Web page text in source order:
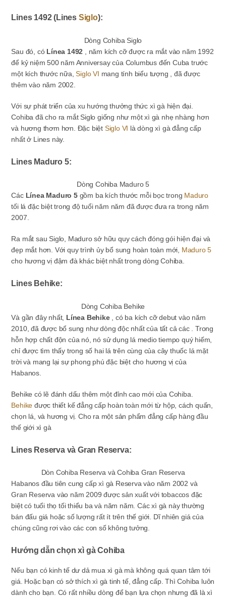
Lines 1492 (Lines Siglo):
Dòng Cohiba Siglo
Sau đó, có Línea 1492 , năm kích cỡ được ra mắt vào năm 1992
để kỷ niệm 500 năm Anniversay của Columbus đến Cuba trước
một kích thước nữa,Siglo VI mang tính biểu tượng , đã được
thêm vào năm 2002.
Với sự phát triển của xu hướng thưởng thức xì gà hiện đại.
Cohiba đã cho ra mắt Siglo giống như một xì gà nhẹ nhàng hơn
và hương thơm hơn. Đặc biệt Siglo VI là dòng xì gà đẳng cấp
nhất ở Lines này.
Lines Maduro 5:
Dòng Cohiba Maduro 5
Các Línea Maduro 5gồm ba kích thước mỗi bọc trong Maduro
tối lá đặc biệt trong độ tuổi năm năm đã được đưa ra trong năm
2007.
Ra mắt sau Siglo, Maduro sở hữu quy cách đóng gói hiện đại và
đẹp mắt hơn. Với quy trình ủy bổ sung hoàn toàn mới, Maduro 5
cho hương vị đậm đà khác biệt nhất trong dòng Cohiba.
Lines Behike:
Dòng Cohiba Behike
Và gần đây nhất, Línea Behike, có ba kích cỡ debut vào năm
2010, đã được bổ sung như dòng độc nhất của tất cả các . Trong
hỗn hợp chất độn của nó, nó sử dụng lá medio tiempo quý hiếm,
chỉ được tìm thấy trong số hai lá trên cùng của cây thuốc lá mặt
trời và mang lại sự phong phú đặc biệt cho hương vị của
Habanos.
Behike có lẽ đánh dấu thêm một đỉnh cao mới của Cohiba.
Behike được thiết kế đẳng cấp hoàn toàn mới từ hộp, cách quấn,
chọn lá, và hương vị. Cho ra một sản phẩm đẳng cấp hàng đầu
thế giới xì gà
Lines Reserva và Gran Reserva:
Dòn Cohiba Reserva và Cohiba Gran Reserva
Habanos đầu tiên cung cấp xì gà Reserva vào năm 2002 và
Gran Reserva vào năm 2009 được sản xuất với tobaccos đặc
biệt có tuổi thọ tối thiểu ba và năm năm. Các xì gà này thường
bán đấu giá hoặc số lượng rất ít trên thế giới. Dĩ nhiên giá của
chúng cũng rơi vào các con số không tưởng.
Hướng dẫn chọn xì gà Cohiba
Nếu bạn có kinh tế dư dả mua xì gà mà không quá quan tâm tới
giá. Hoặc bạn có sở thích xì gà tinh tế, đẳng cấp. Thì Cohiba luôn
dành cho bạn. Có rất nhiều dòng để bạn lựa chọn nhưng đã là xì